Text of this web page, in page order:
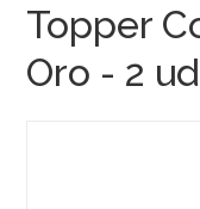
Topper
Oro - 2